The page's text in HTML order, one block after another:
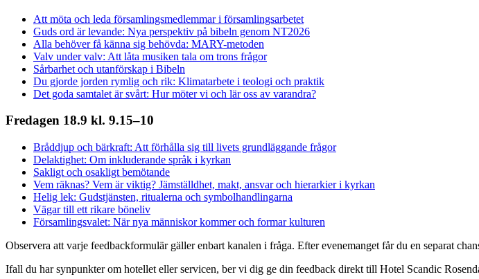
Att möta och leda församlingsmedlemmar i församlingsarbetet
Guds ord är levande: Nya perspektiv på bibeln genom NT2026
Alla behöver få känna sig behövda: MARY-metoden
Valv under valv: Att låta musiken tala om trons frågor
Sårbarhet och utanförskap i Bibeln
Du gjorde jorden rymlig och rik: Klimatarbete i teologi och praktik
Det goda samtalet är svårt: Hur möter vi och lär oss av varandra?
Fredagen 18.9 kl. 9.15–10
Bråddjup och bärkraft: Att förhålla sig till livets grundläggande frågor
Delaktighet: Om inkluderande språk i kyrkan
Sakligt och osakligt bemötande
Vem räknas? Vem är viktig? Jämställdhet, makt, ansvar och hierarkier i kyrkan
Helig lek: Gudstjänsten, ritualerna och symbolhandlingarna
Vägar till ett rikare böneliv
Församlingsvalet: När nya människor kommer och formar kulturen
Observera att varje feedbackformulär gäller enbart kanalen i fråga. Efter evenemanget får du en separat
Ifall du har synpunkter om hotellet eller servicen, ber vi dig ge din feedback direkt till Hotel Scandic